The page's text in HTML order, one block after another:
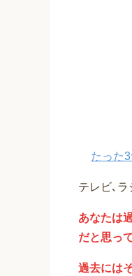
たった
テレビ､ラ
あなたは
だと思っ
過去には